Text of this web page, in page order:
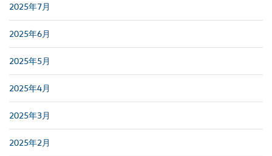
2025年7月
2025年6月
2025年5月
2025年4月
2025年3月
2025年2月